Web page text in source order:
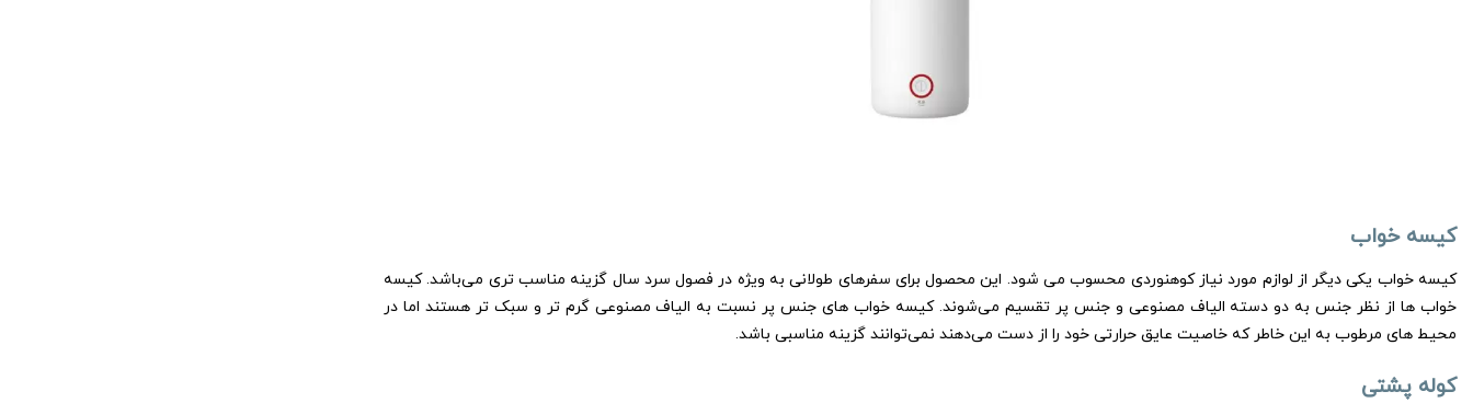
کیسه خواب
کیسه خواب یکی دیگر از لوازم مورد نیاز کوهنوردی محسوب می شود. این محصول برای سفرهای طولانی به ویژه در فصول سرد سال گزینه مناسب تری می‌باشد. کیسه
خواب ‌ها از نظر جنس به دو دسته الیاف مصنوعی و جنس پر تقسیم می‌شوند. کیسه خواب های جنس پر نسبت به الیاف مصنوعی گرم تر و سبک تر هستند اما در
محیط های مرطوب به این خاطر که خاصیت عایق حرارتی خود را از دست می‌دهند نمی‌توانند گزینه مناسبی باشد.
کوله پشتی